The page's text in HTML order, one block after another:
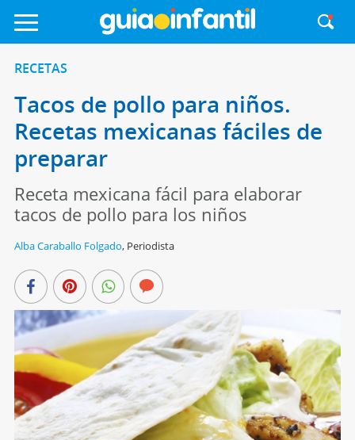
RECETAS
Tacos de pollo para niños.
Recetas mexicanas fáciles de
preparar
Receta mexicana fácil para elaborar
tacos de pollo para los niños
Alba Caraballo Folgado, Periodista